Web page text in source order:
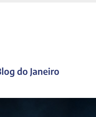
do Janeiro